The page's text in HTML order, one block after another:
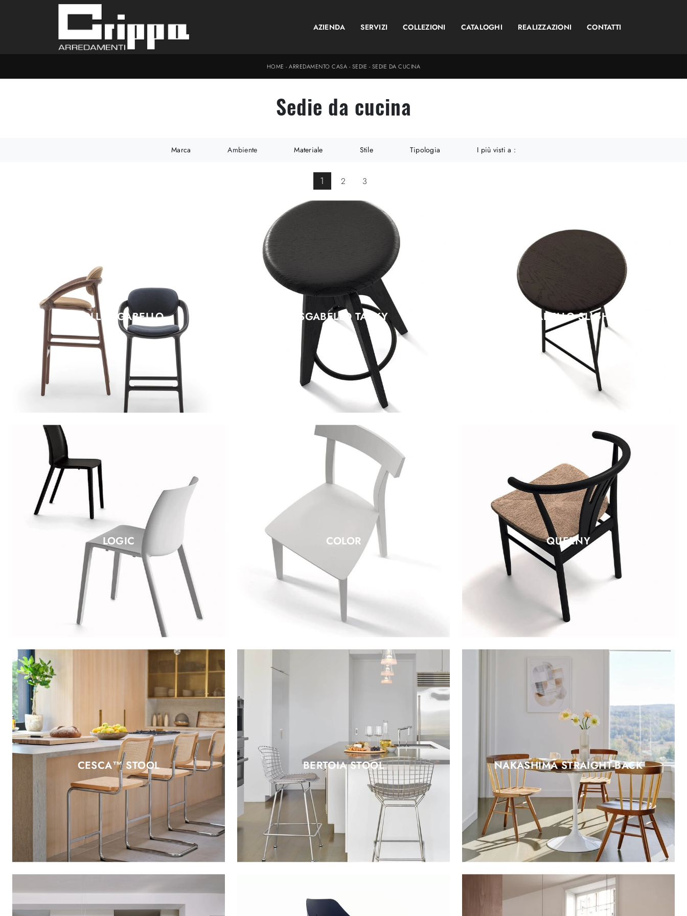
AZIENDA SERVIZI COLLEZIONI CATALOGHI REALIZZAZIONI CONTATTI
HOME -ARREDAMENTO CASA -SEDIE -SEDIE DA CUCINA
Sedie da cucina
Marca Ambiente Materiale Stile Tipologia I più visti a :
1 2 3
MOLLY SGABELLO SGABELLO TACKY SGABELLO SLIGHT
LOGIC COLOR QUEENY
CESCA™ STOOL BERTOIA STOOL NAKASHIMA STRAIGHT-BACK